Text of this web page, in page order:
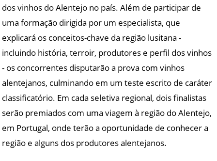
dos vinhos do Alentejo no país. Além de participar de
uma formação dirigida por um especialista, que
explicará os conceitos-chave da região lusitana -
incluindo história, terroir, produtores e perfil dos vinhos
- os concorrentes disputarão a prova com vinhos
alentejanos, culminando em um teste escrito de caráter
classificatório. Em cada seletiva regional, dois finalistas
serão premiados com uma viagem à região do Alentejo,
em Portugal, onde terão a oportunidade de conhecer a
região e alguns dos produtores alentejanos.